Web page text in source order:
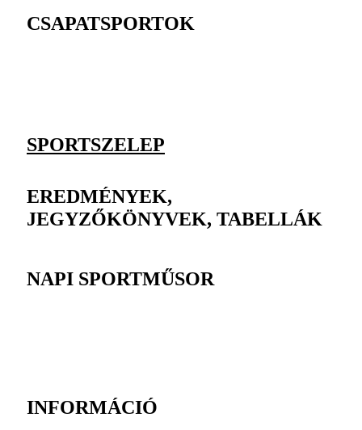
CSAPATSPORTOK
SPORTSZELEP
EREDMÉNYEK,
JEGYZŐKÖNYVEK, TABELLÁK
NAPI SPORTMŰSOR
INFORMÁCIÓ